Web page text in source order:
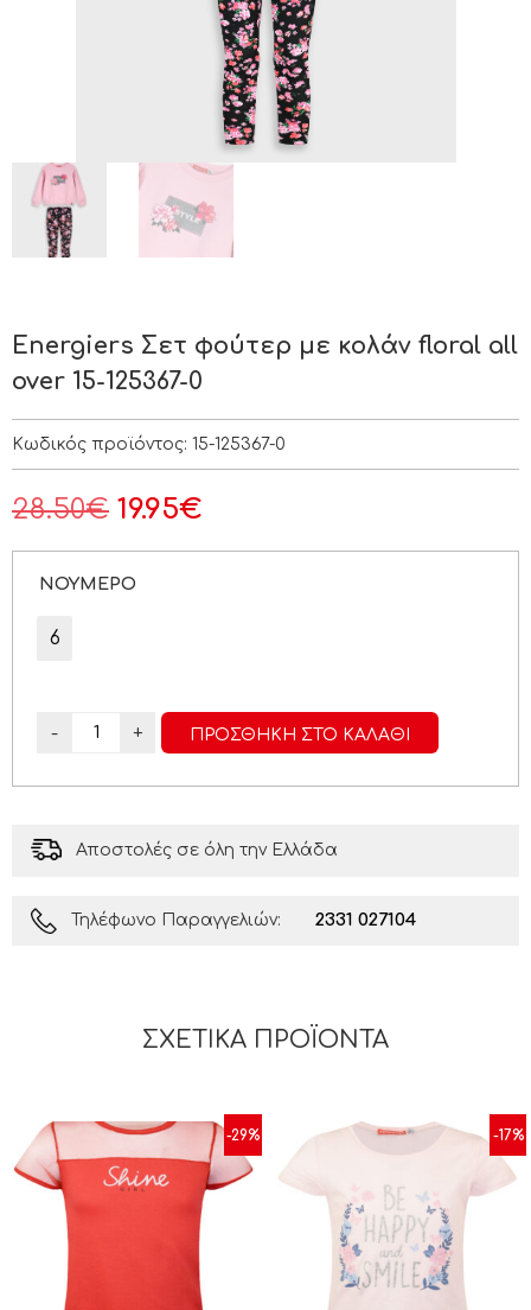
Energiers Σετ φούτερ με κολάν floral all
over 15-125367-0
Κωδικός προϊόντος: 15-125367-0
28.50€ 19.95€
ΝΟΥΜΕΡΟ
6
- + ΠΡΟΣΘΉΚΗ ΣΤΟ ΚΑΛΆΘΙ
Αποστολές σε όλη την Ελλάδα
Τηλέφωνο Παραγγελιών: 2331 027104
ΣΧΕΤΙΚΆ ΠΡΟΪΌΝΤΑ
-29% -17%